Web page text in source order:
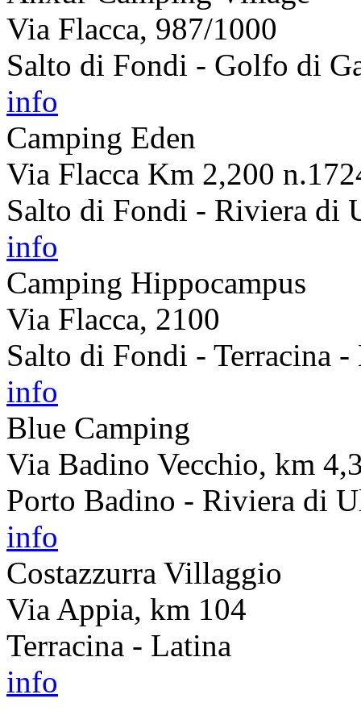
Via Flacca, 987/1000
Salto di Fondi - Golfo di
info
Camping Eden
Via Flacca Km 2,200
Salto di Fondi - Riviera di
info
Camping Hippocampus
Via Flacca, 2100
Salto di Fondi - Terracina -
info
Blue Camping
Via Badino Vecchio, km
Porto Badino - Riviera di
info
Costazzurra Villaggio
Via Appia, km 104
Terracina - Latina
info